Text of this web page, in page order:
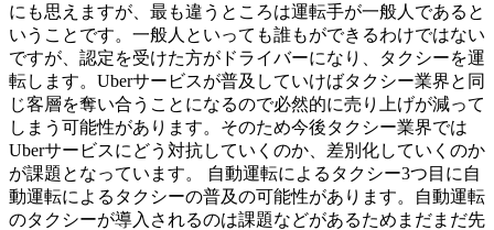
にも思えますが、最も違うところは運転手が一般人であると
いうことです。一般人といっても誰もができるわけではない
ですが、認定を受けた方がドライバーになり、タクシーを運
転します。Uberサービスが普及していけばタクシー業界と同
じ客層を奪い合うことになるので必然的に売り上げが減って
しまう可能性があります。そのため今後タクシー業界では
Uberサービスにどう対抗していくのか、差別化していくのか
が課題となっています。 自動運転によるタクシー3つ目に自
動運転によるタクシーの普及の可能性があります。自動運転
のタクシーが導入されるのは課題などがあるためまだまだ先